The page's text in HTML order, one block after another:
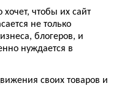
хочет, чтобы их сайт
не только
блогеров, и
нуждается в
своих товаров и